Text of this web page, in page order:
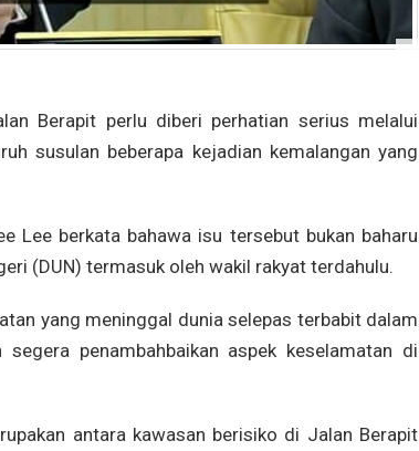
Berapit perlu diberi perhatian serius melalui
susulan beberapa kejadian kemalangan yang
Lee berkata bahawa isu tersebut bukan baharu
(DUN) termasuk oleh wakil rakyat terdahulu.
yang meninggal dunia selepas terbabit dalam
penambahbaikan aspek keselamatan di
antara kawasan berisiko di Jalan Berapit